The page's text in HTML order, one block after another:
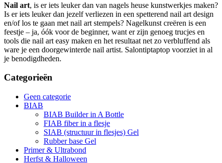
Nail art, is er iets leuker dan van nagels heuse kunstwerkjes maken?
Is er iets leuker dan jezelf verliezen in een spetterend nail art design
en/of los te gaan met nail art stempels? Nagelkunst creëren is een
feestje – ja, óók voor de beginner, want er zijn genoeg trucjes en
tools die nail art easy maken en het resultaat net zo verbluffend als
ware je een doorgewinterde nail artist. Salontiptaptop voorziet in al
je benodigdheden.
Categorieën
Geen categorie
BIAB
BIAB Builder in A Bottle
FIAB fiber in a flesje
SIAB (structuur in flesjes) Gel
Rubber base Gel
Primer & Ultrabond
Herfst & Halloween